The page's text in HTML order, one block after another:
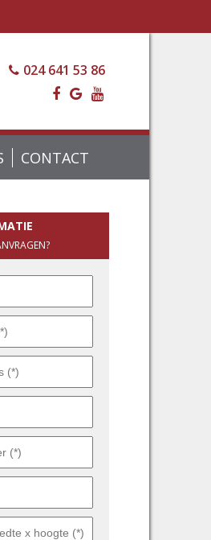
024 641 53 86
CONTACT